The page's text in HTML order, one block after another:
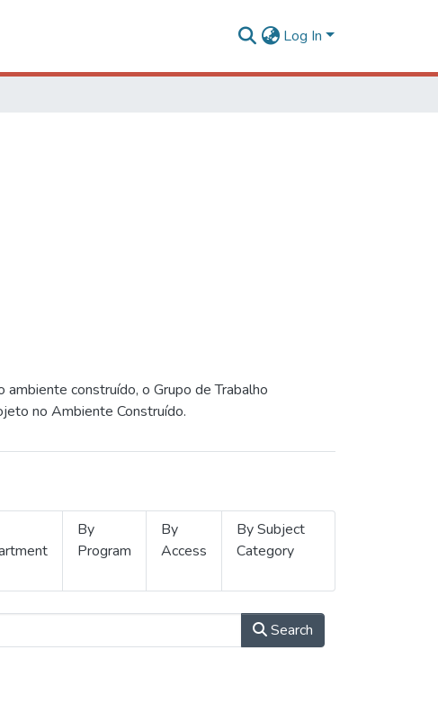
Log In
construído, o Grupo de Trabalho
no Ambiente Construído.
By
Program
By
Access
By Subject
Category
Search